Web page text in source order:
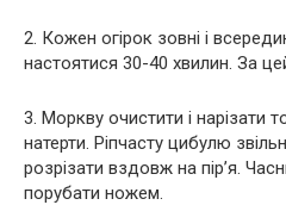
2. Кожен огірок зовні і
настоятися 30-40 хвилин. За
3. Моркву очистити і
натерти. Ріпчасту цибулю
розрізати вздовж на пір’я.
порубати ножем.